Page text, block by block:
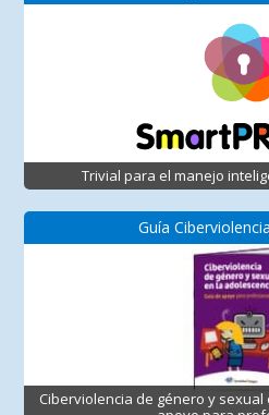
Trivial para el manejo
Guía
Ciberviolencia de género y